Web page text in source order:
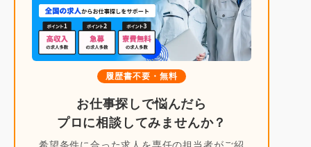
履歴書不要・無料
お仕事探しで悩んだら
プロに相談してみませんか？
希望条件に合った求人を専任の担当者がご紹